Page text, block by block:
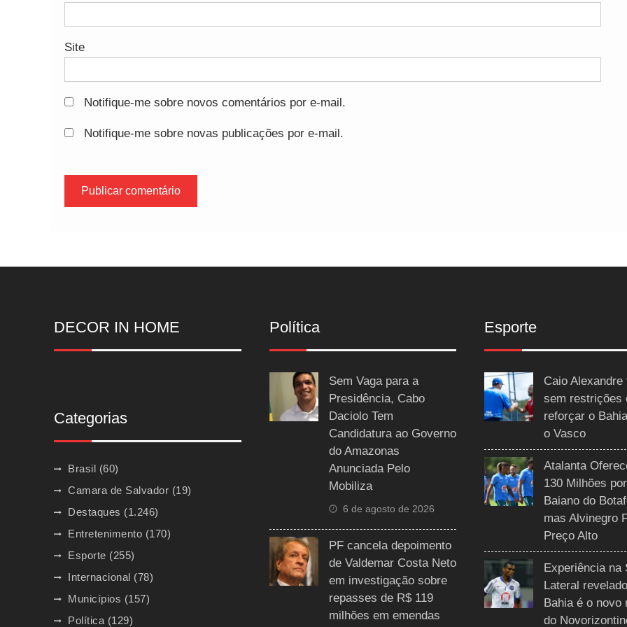
Site
Notifique-me sobre novos comentários por e-mail.
Notifique-me sobre novas publicações por e-mail.
DECOR IN HOME
Categorias
Brasil (60)
Camara de Salvador (19)
Destaques (1.246)
Entretenimento (170)
Esporte (255)
Internacional (78)
Municípios (157)
Política (129)
Política
Sem Vaga para a
Presidência, Cabo
Daciolo Tem
Candidatura ao Governo
do Amazonas
Anunciada Pelo
Mobiliza
6 de agosto de 2026
PF cancela depoimento
de Valdemar Costa Neto
em investigação sobre
repasses de R$ 119
milhões em emendas
Esporte
Caio Alexandre
sem restrições
reforçar o
o Vasco
Atalanta
130 Milhões
Baiano do
mas Alvinegro
Preço Alto
Experiência na
Lateral
Bahia é o novo
do